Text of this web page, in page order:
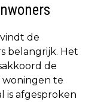
de
belangrijk. Het
de
woningen te
is afgesproken